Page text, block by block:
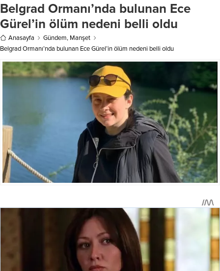
Kazada araçta bulunan Halil
Kurtboğan yaralandı. İhbar üzerine
olay...
dünya 2’ncisi olarak ülkemizi
gururlandıran bir başarıya imza
atan A Milli Kadın Voleybol
ediyorum. Teşekkürler...
Belgrad Ormanı’nda bulunan Ece
Gürel’in ölüm nedeni belli oldu
Anasayfa Gündem, Manşet
Belgrad Ormanı’nda bulunan Ece Gürel’in ölüm nedeni belli oldu